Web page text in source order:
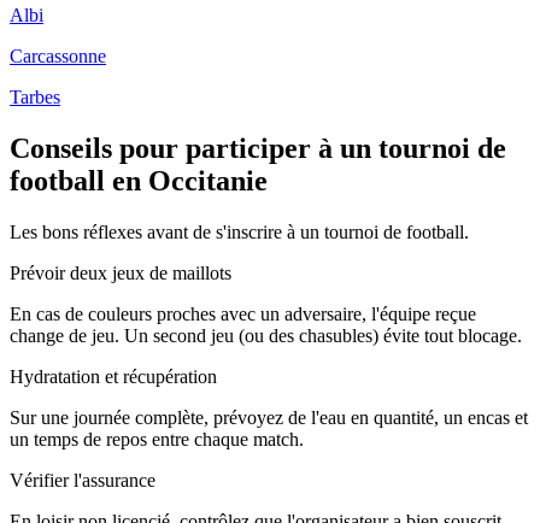
Albi
Carcassonne
Tarbes
Conseils pour participer à un tournoi de
football en Occitanie
Les bons réflexes avant de s'inscrire à un tournoi de football.
Prévoir deux jeux de maillots
En cas de couleurs proches avec un adversaire, l'équipe reçue
change de jeu. Un second jeu (ou des chasubles) évite tout blocage.
Hydratation et récupération
Sur une journée complète, prévoyez de l'eau en quantité, un encas et
un temps de repos entre chaque match.
Vérifier l'assurance